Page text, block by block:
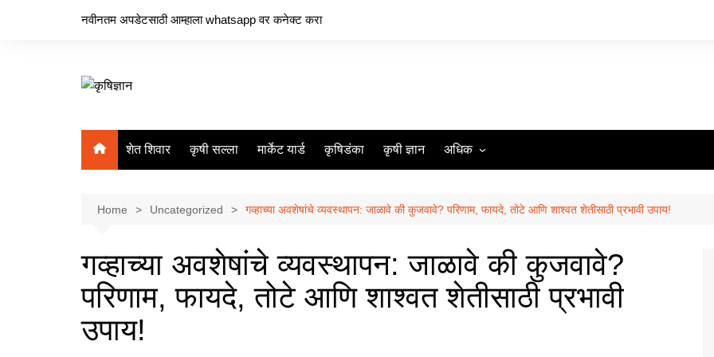
नवीनतम अपडेटसाठी आम्हाला whatsapp वर कनेक्ट करा
शेत शिवार कृषी सल्ला मार्केट यार्ड कृषिडंका कृषी ज्ञान अधिक
आमच्याशी संपर्क साधा
Home Uncategorized गव्हाच्या अवशेषांचे व्यवस्थापन: जाळावे की कुजवावे? परिणाम, फायदे, तोटे आणि शाश्वत शेतीसाठी प्रभावी उपाय!
गव्हाच्या अवशेषांचे व्यवस्थापन: जाळावे की कुजवावे?
परिणाम, फायदे, तोटे आणि शाश्वत शेतीसाठी प्रभावी
उपाय!